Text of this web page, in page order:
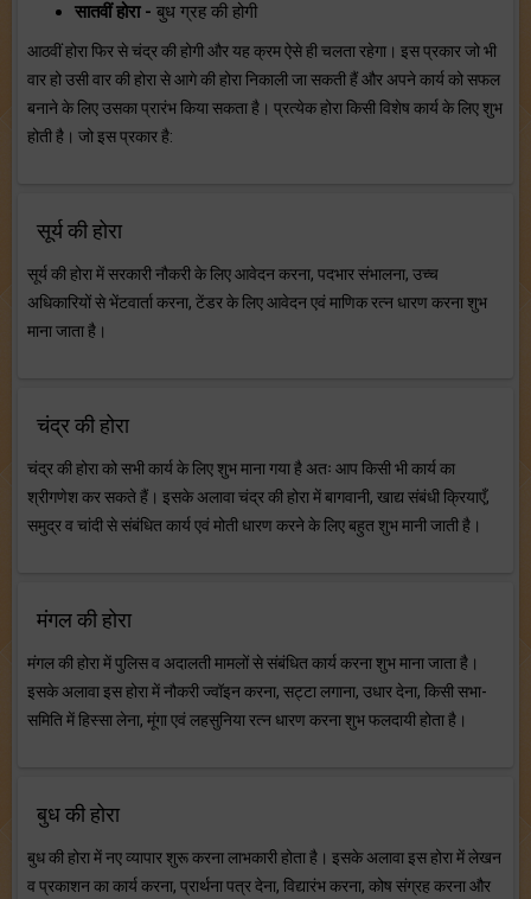
सातवीं होरा - बुध ग्रह की होगी
आठवीं होरा फिर से चंद्र की होगी और यह क्रम ऐसे ही चलता रहेगा। इस प्रकार जो भी
वार हो उसी वार की होरा से आगे की होरा निकाली जा सकती हैं और अपने कार्य को सफल
बनाने के लिए उसका प्रारंभ किया सकता है। प्रत्येक होरा किसी विशेष कार्य के लिए शुभ
होती है। जो इस प्रकार है:
सूर्य की होरा
सूर्य की होरा में सरकारी नौकरी के लिए आवेदन करना, पदभार संभालना, उच्च
अधिकारियों से भेंटवार्ता करना, टेंडर के लिए आवेदन एवं माणिक रत्न धारण करना शुभ
माना जाता है।
चंद्र की होरा
चंद्र की होरा को सभी कार्य के लिए शुभ माना गया है अतः आप किसी भी कार्य का
श्रीगणेश कर सकते हैं। इसके अलावा चंद्र की होरा में बागवानी, खाद्य संबंधी क्रियाएँ,
समुद्र व चांदी से संबंधित कार्य एवं मोती धारण करने के लिए बहुत शुभ मानी जाती है।
मंगल की होरा
मंगल की होरा में पुलिस व अदालती मामलों से संबंधित कार्य करना शुभ माना जाता है।
इसके अलावा इस होरा में नौकरी ज्वॉइन करना, सट्टा लगाना, उधार देना, किसी सभा-
समिति में हिस्सा लेना, मूंगा एवं लहसुनिया रत्न धारण करना शुभ फलदायी होता है।
बुध की होरा
बुध की होरा में नए व्यापार शुरू करना लाभकारी होता है। इसके अलावा इस होरा में लेखन
व प्रकाशन का कार्य करना, प्रार्थना पत्र देना, विद्यारंभ करना, कोष संग्रह करना और